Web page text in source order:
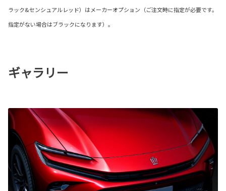
ラック&センシュアルレッド）はメーカーオプション（ご注文時に指定が必要です。
指定がない場合はブラックになります）。
ギャラリー